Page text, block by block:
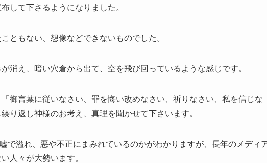
して下さるようになりました。
ともない、想像などできないものでした。
消え、暗い穴倉から出て、空を飛び回っているような感じです。
御言葉に従いなさい、罪を悔い改めなさい、祈りなさい、私を信じな
り返し神様のお考え、真理を聞かせて下さいます。
で溢れ、悪や不正にまみれているのかがわかりますが、長年のメディ
人々が大勢います。